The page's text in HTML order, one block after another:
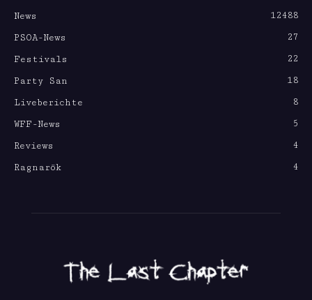
News
12488
PSOA-News
27
Festivals
22
Party San
18
Liveberichte
8
WFF-News
5
Reviews
4
Ragnarök
4